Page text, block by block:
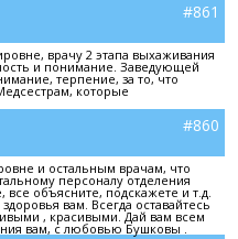
#861
врачу 2 этапа выхаживания
и понимание. Заведующей
терпение, за то, что
которые
#860
и остальным врачам, что
персоналу отделения
объясните, подскажете и т.д.
вам. Всегда оставайтесь
, красивыми. Дай вам всем
вам, с любовью Бушковы .